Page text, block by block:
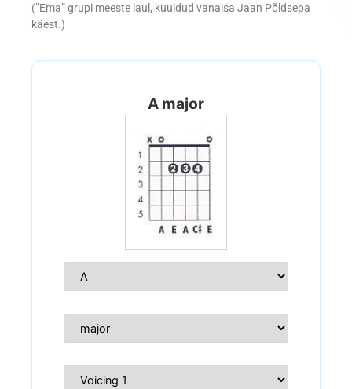
(”Ema” grupi meeste laul, kuuldud vanaisa Jaan Põldsepa
käest.)
A major